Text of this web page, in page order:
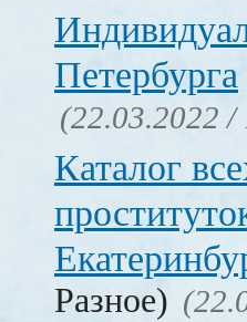
Петербурга
(22.03.2022 /
Каталог
Разное)